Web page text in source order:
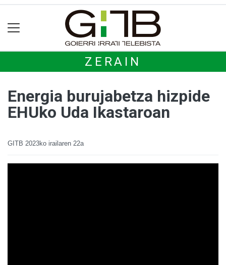
ZERAIN
Energia burujabetza hizpide
EHUko Uda Ikastaroan
GITB 2023ko irailaren 22a